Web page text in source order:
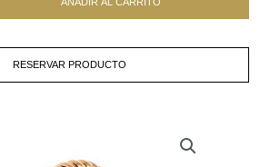
RESERVAR PRODUCTO